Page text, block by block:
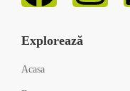
Explorează
Acasa